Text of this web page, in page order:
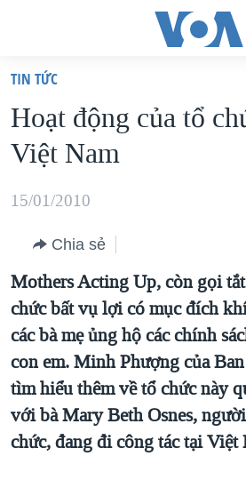
truy
cập
Tới
dung
chính
điều
hướng
chính
Đi
tới
"Tìm"
VIỆT NAM
HOA KỲ
BIỂN ĐÔNG
BLOG
DIỄN ĐÀN
MỤC
TỰ DO BÁO CHÍ
VẠCH TRẦN TIN GIẢ
NGƯỜI VIỆT HẢI NGOẠI
ĐỜI SỐNG
CHUYÊN ĐỀ
CHIẾN TRANH THƯƠNG MẠI CỦA
HÀNH TRÌNH BẦU CỬ 2024
HỌC TIẾNG ANH
VIDEO
NGHE
TIN TỨC
Hoạt động của tổ
Việt Nam
15/01/2010
Chia sẻ
Mothers Acting Up, còn gọi
chức bất vụ lợi có mục đích
các bà mẹ ủng hộ các chính
con em. Minh Phượng của
tìm hiểu thêm về tổ chức này
với bà Mary Beth Osnes,
chức, đang đi công tác tại Việt